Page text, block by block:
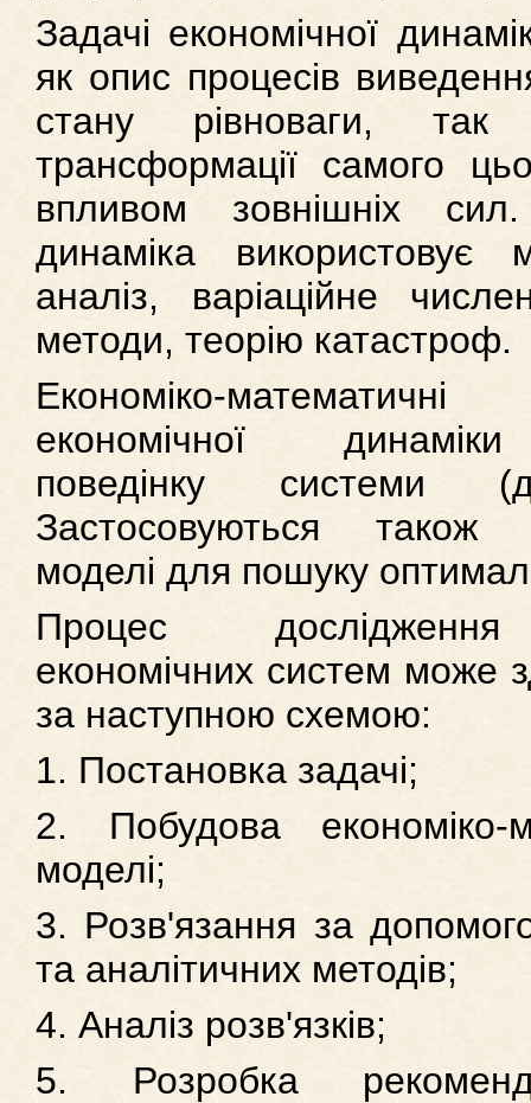
Задачі економічної
як опис процесів
стану рівноваги, так
трансформації самого
впливом зовнішніх
динаміка використовує
аналіз, варіаційне
методи, теорію катастроф.
Економіко-
економічної
поведінку системи
Застосовуються також
моделі для пошуку
Процес
економічних систем може
за наступною схемою:
1. Постановка задачі;
2. Побудова економіко-
моделі;
3. Розв'язання за
та аналітичних методів;
4. Аналіз розв'язків;
5. Розробка